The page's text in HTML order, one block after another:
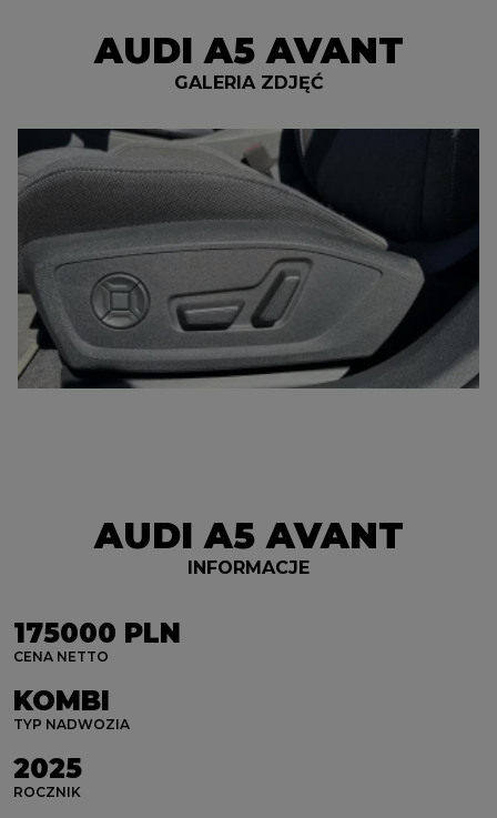
AUDI A5 AVANT
GALERIA ZDJĘĆ
AUDI A5 AVANT
INFORMACJE
175000 PLN
CENA NETTO
KOMBI
TYP NADWOZIA
2025
ROCZNIK